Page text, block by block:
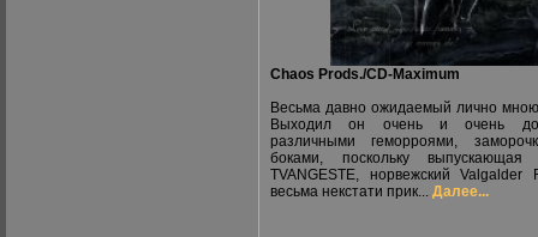
Chaos Prods./CD-Maximum
Весьма давно ожидаемый лично
Выходил он очень и очень
различными геморроями,
боками, поскольку
TVANGESTE, норвежский Valgalder
весьма некстати прик... Далее...